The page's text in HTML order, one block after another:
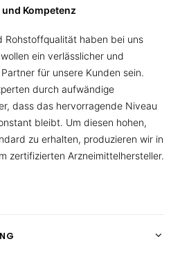
Kompetenz
Rohstoffqualität haben bei uns
ein verlässlicher und
für unsere Kunden sein.
durch aufwändige
dass das hervorragende Niveau
bleibt. Um diesen hohen,
zu erhalten, produzieren wir in
zertifizierten Arzneimittelhersteller.